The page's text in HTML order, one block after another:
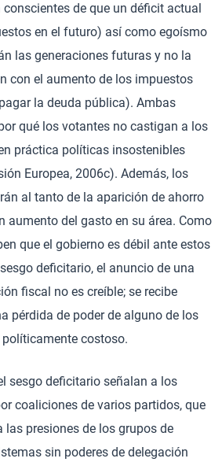
de que un déficit actual
en el futuro) así como egoísmo
las generaciones futuras y no la
con el aumento de los impuestos
la deuda pública). Ambas
qué los votantes no castigan a los
práctica políticas insostenibles
Europea, 2006c). Además, los
al tanto de la aparición de ahorro
aumento del gasto en su área. Como
que el gobierno es débil ante estos
deficitario, el anuncio de una
fiscal no es creíble; se recibe
pérdida de poder de alguno de los
costoso.
sesgo deficitario señalan a los
coaliciones de varios partidos, que
las presiones de los grupos de
sin poderes de delegación